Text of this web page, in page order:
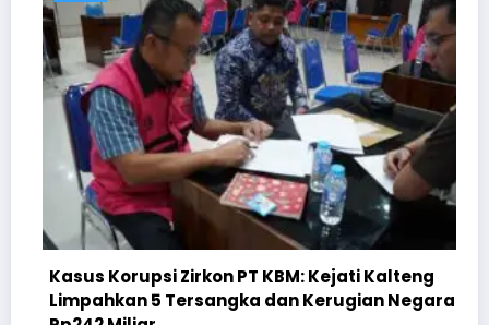
PT KBM: Kejati Kalteng
dan Kerugian Negara
Cegah Bullying,